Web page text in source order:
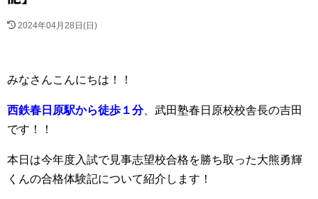
2024年04月28日(日)
みなさんこんにちは！！
西鉄春日原駅から徒歩１分、武田塾春日原校校舎長の吉田
です！！
本日は今年度入試で見事志望校合格を勝ち取った大熊勇輝
くんの合格体験記について紹介します！